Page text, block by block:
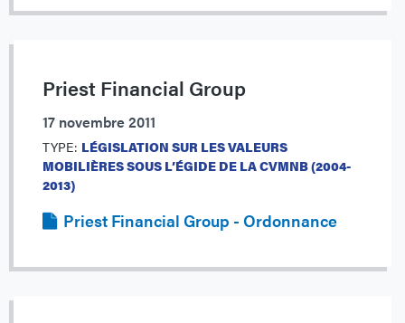
Priest Financial Group
17 novembre 2011
TYPE: LÉGISLATION SUR LES VALEURS
MOBILIÈRES SOUS L’ÉGIDE DE LA CVMNB (2004-
2013)
Priest Financial Group - Ordonnance